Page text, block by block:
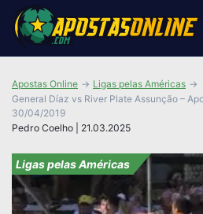
Pedro Coelho | 21.03.2025
Apostas Online
Ligas pelas Américas
General Díaz vs River Plate Assunção –
30/04/2019
Ligas pelas Américas